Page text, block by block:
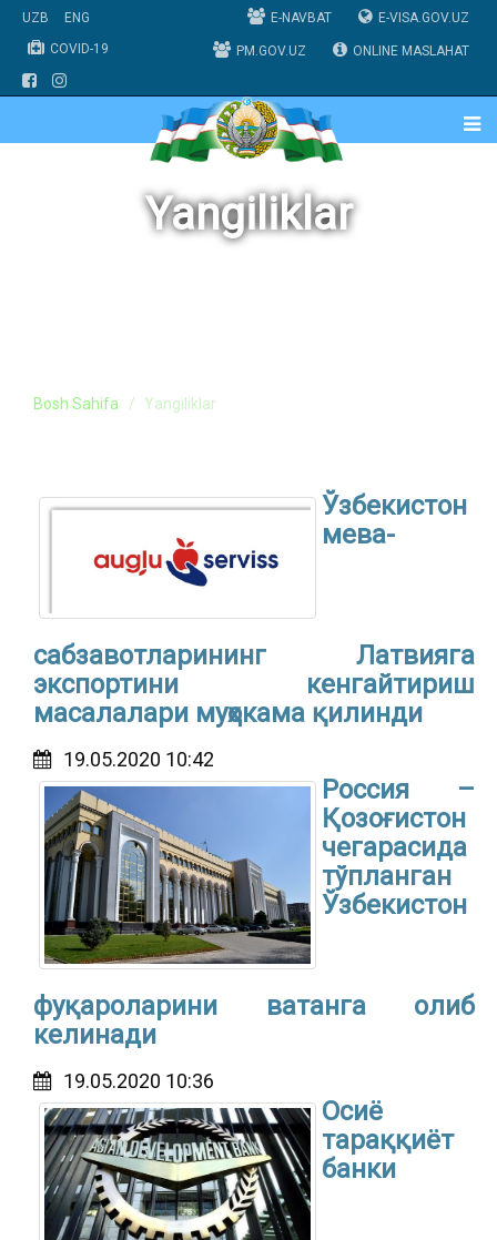
UZB
ENG
COVID-19
E-NAVBAT E-VISA.GOV.UZ
PM.GOV.UZ ONLINE MASLAHAT
Yangiliklar
Bosh Sahifa Yangiliklar
Ўзбекистон
мева-
сабзавотларининг Латвияга
экспортини кенгайтириш
масалалари муҳокама қилинди
19.05.2020 10:42
Россия –
Қозоғистон
чегарасида
тўпланган
Ўзбекистон
фуқароларини ватанга олиб
келинади
19.05.2020 10:36
Осиё
тараққиёт
банки